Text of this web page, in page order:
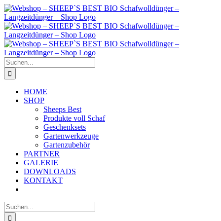
Zum
Inhalt
springen
Suche
nach:
HOME
SHOP
Sheeps Best
Produkte voll Schaf
Geschenksets
Gartenwerkzeuge
Gartenzubehör
PARTNER
GALERIE
DOWNLOADS
KONTAKT
Suche
nach: